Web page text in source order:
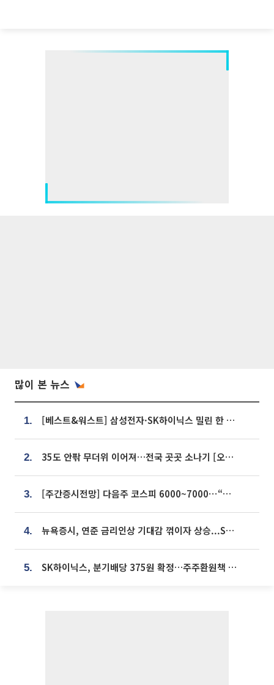
많이 본 뉴스
1. [베스트&워스트] 삼성전자·SK하이닉스 밀린 한 주…상상인증권은 85% 급등
2. 35도 안팎 무더위 이어져…전국 곳곳 소나기 [오늘 날씨]
3. [주간증시전망] 다음주 코스피 6000~7000⋯“外人 수급은 정책이 변수”
4. 뉴욕증시, 연준 금리인상 기대감 꺾이자 상승...S&P500 사상 최고치 [종합]
5. SK하이닉스, 분기배당 375원 확정…주주환원책 9월로 앞당겨 발표